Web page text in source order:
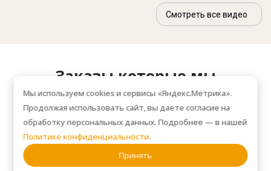
Смотреть все видео
Заказы которые мы
установили
ПРИМЕРЫ НАШИХ РАБОТ. ЗА 2025 ГОД УСТАНОВИЛИ БОЛЕЕ 1000
ЗАКАЗОВ!
Мы используем cookies и сервисы «Яндекс.Метрика».
Продолжая использовать сайт, вы даете согласие на
обработку персональных данных. Подробнее — в нашей
Политике конфиденциальности.
Принять